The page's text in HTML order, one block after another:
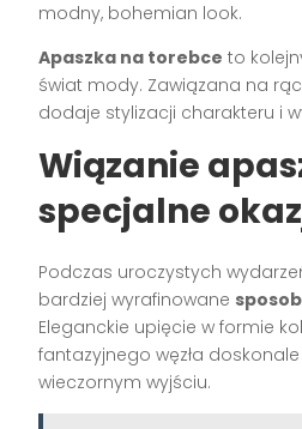
modny, bohemian look.
Apaszka na torebce to
świat mody. Zawiązana na
dodaje stylizacji charakteru i
Wiązanie
specjalne
Podczas uroczystych
bardziej wyrafinowane
Eleganckie upięcie w formie
fantazyjnego węzła
wieczornym wyjściu.